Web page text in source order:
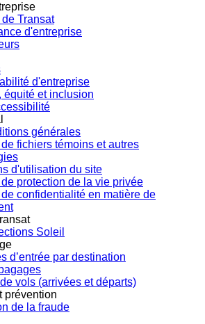
Transat
d'entreprise
d'entreprise
équité et inclusion
générales
fichiers témoins et autres
d'utilisation du site
protection de la vie privée
confidentialité en matière de
Soleil
d’entrée par destination
vols (arrivées et départs)
prévention
de la fraude